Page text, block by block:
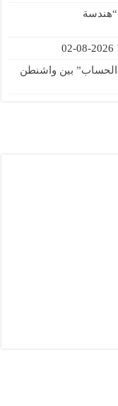
“هندسة
2026-08-02
الحساب” بين واشنطن